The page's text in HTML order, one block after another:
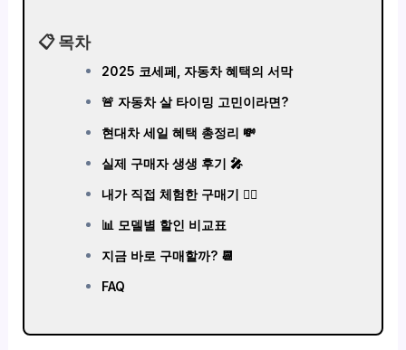
📋 목차
2025 코세페, 자동차 혜택의 서막
🚨 자동차 살 타이밍 고민이라면?
현대차 세일 혜택 총정리 💸
실제 구매자 생생 후기 🎤
내가 직접 체험한 구매기 💁‍♂️
📊 모델별 할인 비교표
지금 바로 구매할까? 📆
FAQ